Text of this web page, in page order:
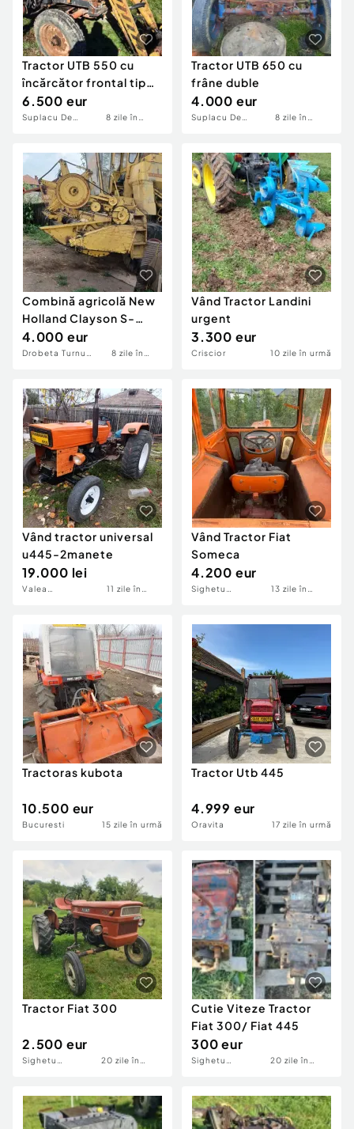
Tractor UTB 550 cu
încărcător frontal tip
export
6.500 eur
Suplacu De
8 zile în
Tractor UTB 650 cu
frâne duble
4.000 eur
Suplacu De
8 zile în
Combină agricolă New
Holland Clayson S-
1550
4.000 eur
Drobeta Turnu
8 zile în
Vând Tractor Landini
urgent
3.300 eur
Criscior 10 zile în urmă
Vând tractor universal
u445-2manete
19.000 lei
Valea
11 zile în
Vând Tractor Fiat
Someca
4.200 eur
Sighetu
13 zile în
Tractoras kubota
10.500 eur
Bucuresti 15 zile în urmă
Tractor Utb 445
4.999 eur
Oravita 17 zile în urmă
Tractor Fiat 300
2.500 eur
Sighetu
20 zile în
Cutie Viteze Tractor
Fiat 300/ Fiat 445
300 eur
Sighetu
20 zile în